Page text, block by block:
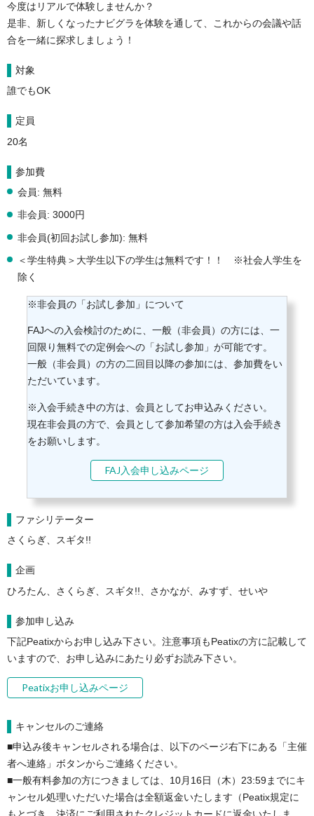
今度はリアルで体験しませんか？
是非、新しくなったナビグラを体験を通して、これからの会議や話
合を一緒に探求しましょう！
対象
誰でもOK
定員
20名
参加費
会員: 無料
非会員: 3000円
非会員(初回お試し参加): 無料
＜学生特典＞大学生以下の学生は無料です！！ ※社会人学生を
除く
※非会員の「お試し参加」について
FAJへの入会検討のために、一般（非会員）の方には、一
回限り無料での定例会への「お試し参加」が可能です。
一般（非会員）の方の二回目以降の参加には、参加費をい
ただいています。
※入会手続き中の方は、会員としてお申込みください。
現在非会員の方で、会員として参加希望の方は入会手続き
をお願いします。
FAJ入会申し込みページ
ファシリテーター
さくらぎ、スギタ!!
企画
ひろたん、さくらぎ、スギタ!!、さかなが、みすず、せいや
参加申し込み
下記Peatixからお申し込み下さい。注意事項もPeatixの方に記載して
いますので、お申し込みにあたり必ずお読み下さい。
Peatixお申し込みページ
キャンセルのご連絡
■申込み後キャンセルされる場合は、以下のページ右下にある「主催
者へ連絡」ボタンからご連絡ください。
■一般有料参加の方につきましては、10月16日（木）23:59までにキ
ャンセル処理いただいた場合は全額返金いたします（Peatix規定に